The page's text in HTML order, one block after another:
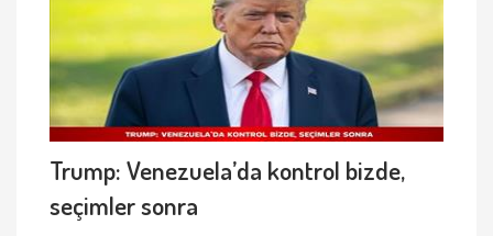
Trump: Venezuela’da kontrol bizde,
seçimler sonra